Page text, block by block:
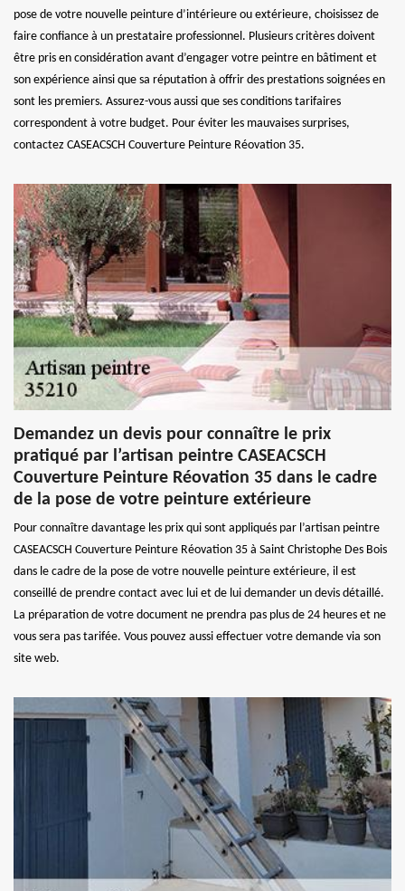
pose de votre nouvelle peinture d’intérieure ou extérieure, choisissez de
faire confiance à un prestataire professionnel. Plusieurs critères doivent
être pris en considération avant d’engager votre peintre en bâtiment et
son expérience ainsi que sa réputation à offrir des prestations soignées en
sont les premiers. Assurez-vous aussi que ses conditions tarifaires
correspondent à votre budget. Pour éviter les mauvaises surprises,
contactez CASEACSCH Couverture Peinture Réovation 35.
Demandez un devis pour connaître le prix
pratiqué par l’artisan peintre CASEACSCH
Couverture Peinture Réovation 35 dans le cadre
de la pose de votre peinture extérieure
Pour connaître davantage les prix qui sont appliqués par l’artisan peintre
CASEACSCH Couverture Peinture Réovation 35 à Saint Christophe Des Bois
dans le cadre de la pose de votre nouvelle peinture extérieure, il est
conseillé de prendre contact avec lui et de lui demander un devis détaillé.
La préparation de votre document ne prendra pas plus de 24 heures et ne
vous sera pas tarifée. Vous pouvez aussi effectuer votre demande via son
site web.